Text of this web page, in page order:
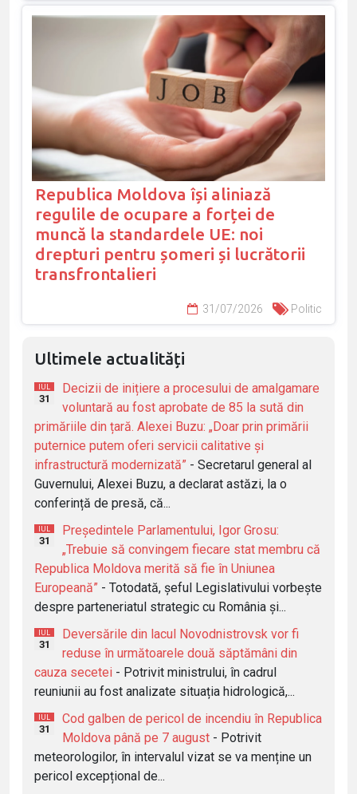
Republica Moldova își aliniază
regulile de ocupare a forței de
muncă la standardele UE: noi
drepturi pentru șomeri și lucrătorii
transfrontalieri
31/07/2026 Politic
Ultimele actualități
IUL
31
Decizii de inițiere a procesului de amalgamare
voluntară au fost aprobate de 85 la sută din
primăriile din țară. Alexei Buzu: „Doar prin primării
puternice putem oferi servicii calitative și
infrastructură modernizată” - Secretarul general al
Guvernului, Alexei Buzu, a declarat astăzi, la o
conferință de presă, că...
IUL
31
Președintele Parlamentului, Igor Grosu:
„Trebuie să convingem fiecare stat membru că
Republica Moldova merită să fie în Uniunea
Europeană” - Totodată, șeful Legislativului vorbește
despre parteneriatul strategic cu România și...
IUL
31
Deversările din lacul Novodnistrovsk vor fi
reduse în următoarele două săptămâni din
cauza secetei - Potrivit ministrului, în cadrul
reuniunii au fost analizate situația hidrologică,...
IUL
31
Cod galben de pericol de incendiu în Republica
Moldova până pe 7 august - Potrivit
meteorologilor, în intervalul vizat se va menține un
pericol excepțional de...